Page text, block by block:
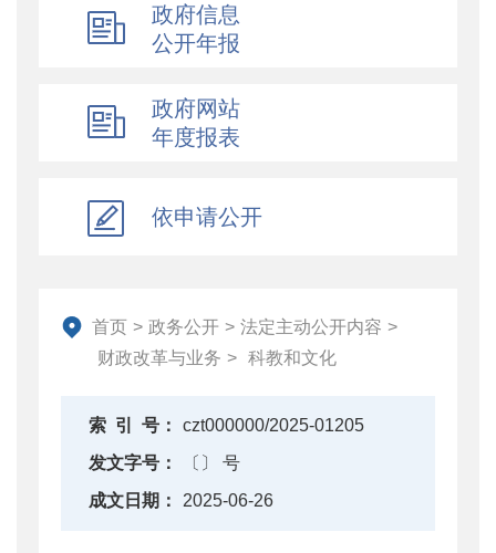
科教和文化
农业农村
自然资源和生态环境
乡村振兴
资产监督管理
金融工作
财政内控监督
下载中心
重点领域信息公开
政府信息
公开年报
政府网站
年度报表
依申请公开
首页 > 政务公开 > 法定主动公开内容 >
财政改革与业务 > 科教和文化
索 引 号：
czt000000/2025-01205
发文字号：
〔〕 号
成文日期：
2025-06-26